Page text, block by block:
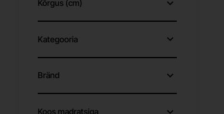
Kõrgus (cm)
Kategooria
Bränd
Koos madratsiga